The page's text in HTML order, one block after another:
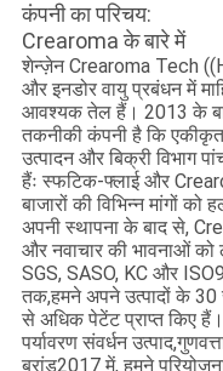
कंपनी का परिचय:
Crearoma के बारे में
शेन्ज़ेन Crearoma Tech
और इनडोर वायु प्रबंधन में
आवश्यक तेल हैं। 2013 के
तकनीकी कंपनी है कि
उत्पादन और बिक्री विभाग
हैंः स्फटिक-फ्लाई और
बाजारों की विभिन्न मांगों
अपनी स्थापना के बाद से,
और नवाचार की भावनाओं को
SGS, SASO, KC और
तक,हमने अपने उत्पादों के 30
से अधिक पेटेंट प्राप्त किए
पर्यावरण संवर्धन
ब्रांड2017 में, हमने